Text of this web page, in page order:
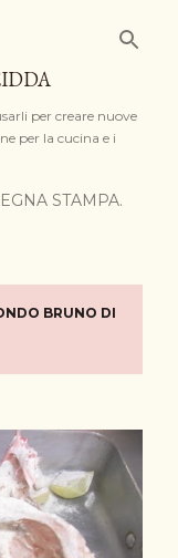
per creare nuove
per la cucina e i
STAMPA.
BRUNO DI